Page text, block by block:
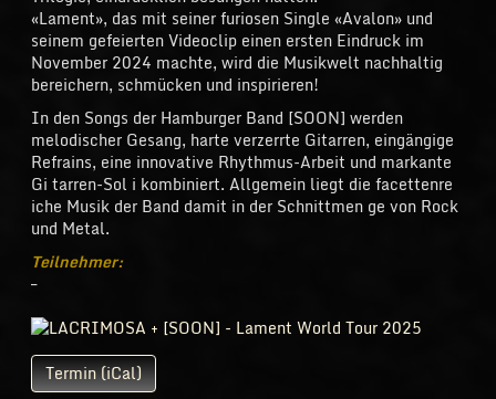
«Lament», das mit seiner furiosen Single «Avalon» und
seinem gefeierten Videoclip einen ersten Eindruck im
November 2024 machte, wird die Musikwelt nachhaltig
bereichern, schmücken und inspirieren!
In den Songs der Hamburger Band [SOON] werden
melodischer Gesang, harte verzerrte Gitarren, eingängige
Refrains, eine innovative Rhythmus-Arbeit und markante
Gi tarren-Sol i kombiniert. Allgemein liegt die facettenre
iche Musik der Band damit in der Schnittmen ge von Rock
und Metal.
Teilnehmer:
–
Termin (iCal)